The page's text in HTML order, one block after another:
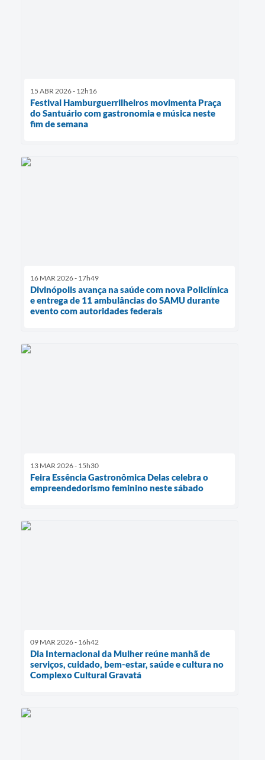
15 ABR 2026 - 12h16
Festival Hamburguerrilheiros movimenta Praça
do Santuário com gastronomia e música neste
fim de semana
16 MAR 2026 - 17h49
Divinópolis avança na saúde com nova Policlínica
e entrega de 11 ambulâncias do SAMU durante
evento com autoridades federais
13 MAR 2026 - 15h30
Feira Essência Gastronômica Delas celebra o
empreendedorismo feminino neste sábado
09 MAR 2026 - 16h42
Dia Internacional da Mulher reúne manhã de
serviços, cuidado, bem-estar, saúde e cultura no
Complexo Cultural Gravatá